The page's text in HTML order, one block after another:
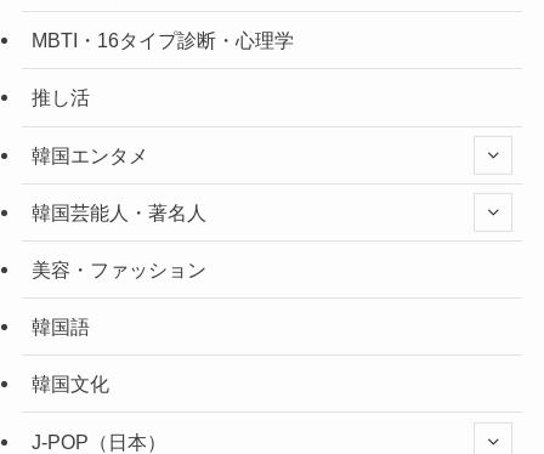
MBTI・16タイプ診断・心理学
推し活
韓国エンタメ
韓国芸能人・著名人
美容・ファッション
韓国語
韓国文化
J-POP（日本）